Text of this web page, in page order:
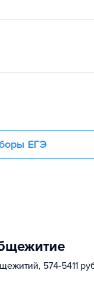
ЕГЭ
574-5411